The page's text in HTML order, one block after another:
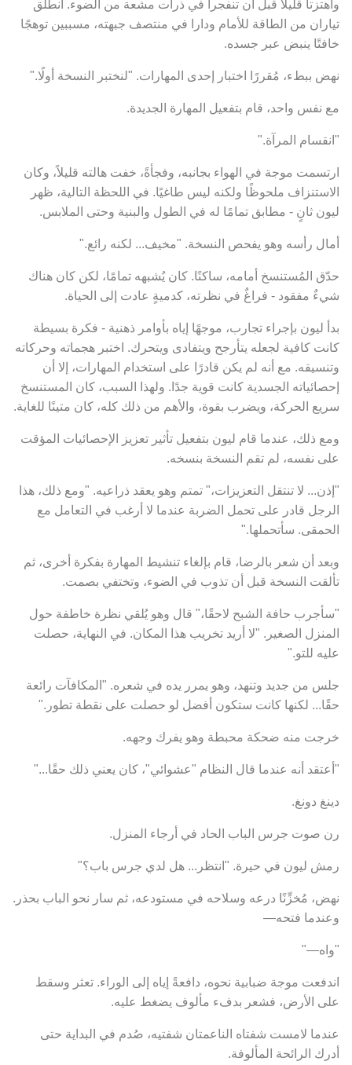
واهتزتا قليلاً قبل أن تنفجرا في ذرات مشعة من الضوء. انطلق
تياران من الطاقة للأمام ودارا في منتصف جبهته، مسببين توهجًا
خافتًا ينبض عبر جسده.
نهض ببطء، مُقررًا اختبار إحدى المهارات. "لنختبر النسخة أولًا."
مع نفس واحد، قام بتفعيل المهارة الجديدة.
"انقسام المرآة."
ارتسمت موجة في الهواء بجانبه، وفجأةً، خفت هالته قليلاً، وكان
الاستنزاف ملحوظًا ولكنه ليس طاغيًا. في اللحظة التالية، ظهر
ليون ثانٍ - مطابق تمامًا له في الطول والبنية وحتى الملابس.
أمال رأسه وهو يفحص النسخة. "مخيف... لكنه رائع."
حدّق المُستنسخ أمامه، ساكنًا. كان يُشبهه تمامًا، لكن كان هناك
شيءٌ مفقود - فراغٌ في نظرته، كدميةٍ عادت إلى الحياة.
بدأ ليون بإجراء تجارب، موجهًا إياه بأوامر ذهنية - فكرة بسيطة
كانت كافية لجعله يتأرجح ويتفادى ويتحرك. اختبر هجماته وحركاته
وتنسيقه. مع أنه لم يكن قادرًا على استخدام المهارات، إلا أن
إحصائياته الجسدية كانت قوية جدًا. ولهذا السبب، كان المستنسخ
سريع الحركة، ويضرب بقوة، والأهم من ذلك كله، كان متينًا للغاية.
ومع ذلك، عندما قام ليون بتفعيل تأثير تعزيز الإحصائيات المؤقت
على نفسه، لم تقم النسخة بنسخه.
"إذن... لا تنتقل التعزيزات،" تمتم وهو يعقد ذراعيه. "ومع ذلك، هذا
الرجل قادر على تحمل الضربة عندما لا أرغب في التعامل مع
الحمقى. سأتحملها."
وبعد أن شعر بالرضا، قام بإلغاء تنشيط المهارة بفكرة أخرى، ثم
تألقت النسخة قبل أن تذوب في الضوء، وتختفي بصمت.
"سأجرب حافة الشبح لاحقًا،" قال وهو يُلقي نظرة خاطفة حول
المنزل الصغير. "لا أريد تخريب هذا المكان. في النهاية، حصلت
عليه للتو."
جلس من جديد وتنهد، وهو يمرر يده في شعره. "المكافآت رائعة
حقًا... لكنها كانت ستكون أفضل لو حصلت على نقطة تطور."
خرجت منه ضحكة محبطة وهو يفرك وجهه.
"أعتقد أنه عندما قال النظام "عشوائي"، كان يعني ذلك حقًا..."
دينغ دونغ.
رن صوت جرس الباب الحاد في أرجاء المنزل.
رمش ليون في حيرة. "انتظر... هل لدي جرس باب؟"
نهض، مُخزِّنًا درعه وسلاحه في مستودعه، ثم سار نحو الباب بحذر.
وعندما فتحه—
"واه—"
اندفعت موجة ضبابية نحوه، دافعةً إياه إلى الوراء. تعثر وسقط
على الأرض، فشعر بدفء مألوف يضغط عليه.
عندما لامست شفتاه الناعمتان شفتيه، صُدم في البداية حتى
أدرك الرائحة المألوفة.